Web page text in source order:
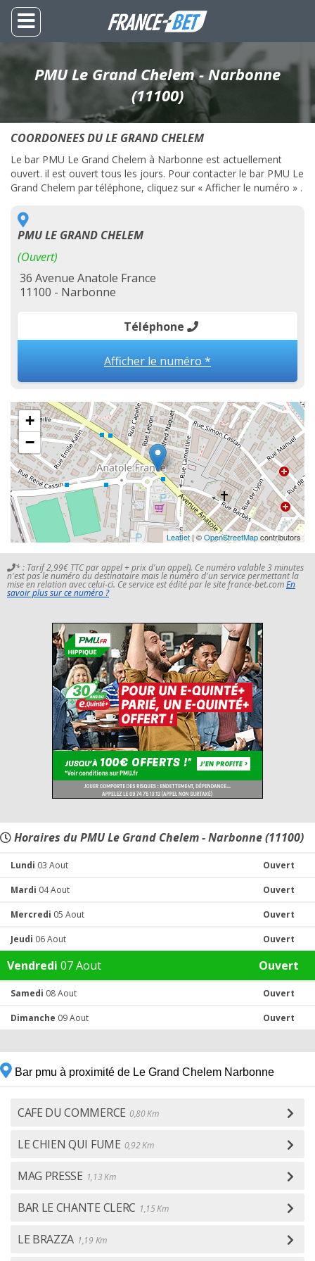
PMU Le Grand Chelem - Narbonne
(11100)
COORDONEES DU LE GRAND CHELEM
Le bar PMU Le Grand Chelem à Narbonne est actuellement
ouvert. il est ouvert tous les jours. Pour contacter le bar PMU Le
Grand Chelem par téléphone, cliquez sur « Afficher le numéro » .
PMU LE GRAND CHELEM
(Ouvert)
36 Avenue Anatole France
11100 - Narbonne
Téléphone
Afficher le numéro *
+
−
Leaflet| ©OpenStreetMapcontributors
* : Tarif 2,99€ TTC par appel + prix d'un appel). Ce numéro valable 3 minutes
n'est pas le numéro du destinataire mais le numéro d'un service permettant la
mise en relation avec celui-ci. Ce service est édité par le site france-bet.comEn
savoir plus sur ce numéro ?
Horaires du PMU Le Grand Chelem - Narbonne (11100)
Lundi 03 Aout Ouvert
Mardi 04 Aout Ouvert
Mercredi 05 Aout Ouvert
Jeudi 06 Aout Ouvert
Vendredi 07 Aout Ouvert
Samedi 08 Aout Ouvert
Dimanche 09 Aout Ouvert
Bar pmu à proximité de Le Grand Chelem Narbonne
CAFE DU COMMERCE 0,80 Km
LE CHIEN QUI FUME 0,92 Km
MAG PRESSE 1,13 Km
BAR LE CHANTE CLERC 1,15 Km
LE BRAZZA 1,19 Km